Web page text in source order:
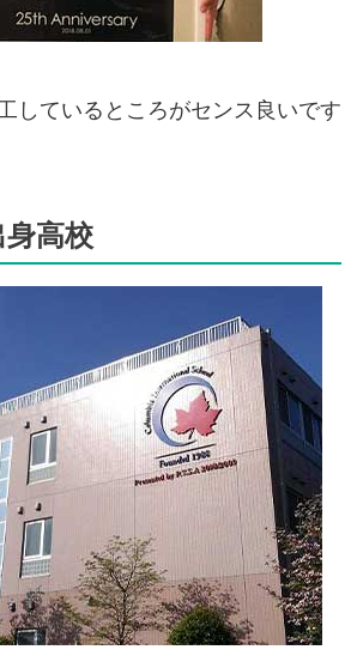
しているところがセンス良いです
高校